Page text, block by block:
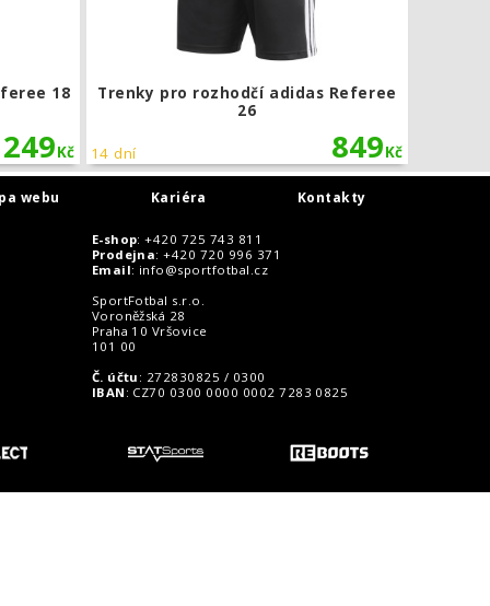
18
Kč
Trenky pro rozhodčí adidas Referee
26
849Kč
14 dní
webu Kariéra Kontakty
E-shop: +420 725 743 811
Prodejna: +420 720 996 371
Email: info@sportfotbal.cz
SportFotbal s.r.o.
Voroněžská 28
Praha 10 Vršovice
101 00
Č. účtu : 272830825 / 0300
IBAN : CZ70 0300 0000 0002 7283 0825